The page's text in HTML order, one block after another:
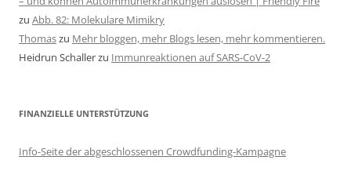
zu Abb. 82: Molekulare Mimikry
Thomaszu Mehr bloggen, mehr Blogs lesen, mehr kommentieren.
Heidrun Schallerzu Immunreaktionen auf SARS-CoV-2
FINANZIELLE UNTERSTÜTZUNG
Info-Seite der abgeschlossenen Crowdfunding-Kampagne